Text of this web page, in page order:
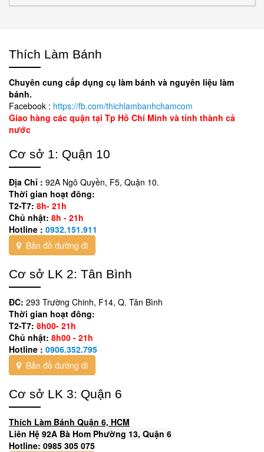
Thích Làm Bánh
Chuyên cung cấp dụng cụ làm bánh và nguyên liệu làm
bánh.
Facebook : https://fb.com/thichlambanhchamcom
Giao hàng các quận tại Tp Hồ Chí Minh và tỉnh thành cả
nước
Cơ sở 1: Quận 10
Địa Chỉ : 92A Ngô Quyền, F5, Quận 10.
Thời gian hoạt đông:
T2-T7: 8h- 21h
Chủ nhật: 8h - 21h
Hotline : 0932.151.911
Bản đồ đường đi
Cơ sở LK 2: Tân Bình
ĐC: 293 Trường Chinh, F14, Q. Tân Bình
Thời gian hoạt đông:
T2-T7: 8h00- 21h
Chủ nhật: 8h00 - 21h
Hotline : 0906.352.795
Bản đồ đường đi
Cơ sở LK 3: Quận 6
Thích Làm Bánh Quận 6, HCM
Liên Hệ 92A Bà Hom Phường 13, Quận 6
Hotline: 0985 305 075